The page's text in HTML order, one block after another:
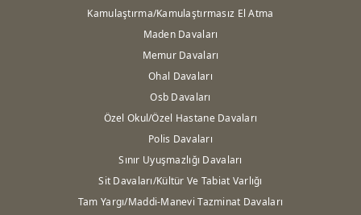
Kamulaştırma/Kamulaştırmasız El Atma
Maden Davaları
Memur Davaları
Ohal Davaları
Osb Davaları
Özel Okul/Özel Hastane Davaları
Polis Davaları
Sınır Uyuşmazlığı Davaları
Sit Davaları/Kültür Ve Tabiat Varlığı
Tam Yargı/Maddi-Manevi Tazminat Davaları